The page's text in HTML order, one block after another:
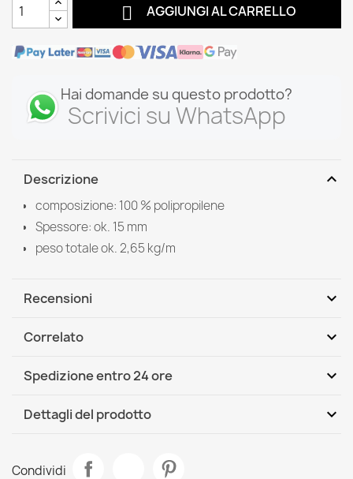
 AGGIUNGI AL CARRELLO
Hai domande su questo prodotto?
Scrivici su WhatsApp
Descrizione expand_more
composizione: 100 % polipropilene
Spessore: ok. 15 mm
peso totale ok. 2,65 kg/m
Recensioni expand_more
Correlato expand_more
Tappeto ROYAL ADR ovale motivo caramello
53,90 €
Spedizione entro 24 ore expand_more
DHL / GLS International
Dettagli del prodotto expand_more
Condividi